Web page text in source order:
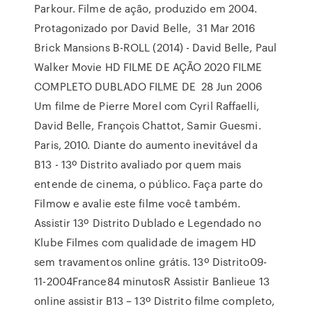
Parkour. Filme de ação, produzido em 2004.
Protagonizado por David Belle, 31 Mar 2016
Brick Mansions B-ROLL (2014) - David Belle, Paul
Walker Movie HD FILME DE AÇÃO 2020 FILME
COMPLETO DUBLADO FILME DE 28 Jun 2006
Um filme de Pierre Morel com Cyril Raffaelli,
David Belle, François Chattot, Samir Guesmi.
Paris, 2010. Diante do aumento inevitável da
B13 - 13º Distrito avaliado por quem mais
entende de cinema, o público. Faça parte do
Filmow e avalie este filme você também.
Assistir 13º Distrito Dublado e Legendado no
Klube Filmes com qualidade de imagem HD
sem travamentos online grátis. 13º Distrito09-
11-2004France84 minutosR Assistir Banlieue 13
online assistir B13 – 13º Distrito filme completo,